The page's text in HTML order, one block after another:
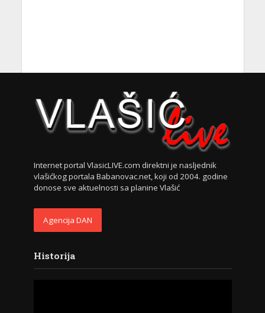
Internet portal VlasicLIVE.com direktni je nasljednik
vlašićkog portala Babanovac.net, koji od 2004. godine
donose sve aktuelnosti sa planine Vlašić
Agencija DAN
Historija